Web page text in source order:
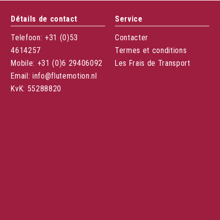
Détails de contact
Telefoon: +31 (0)53
4614257
Mobile: +31 (0)6 29406092
Email: info@flutemotion.nl
KvK: 55288820
Service
Contacter
Termes et conditions
Les Frais de Transport